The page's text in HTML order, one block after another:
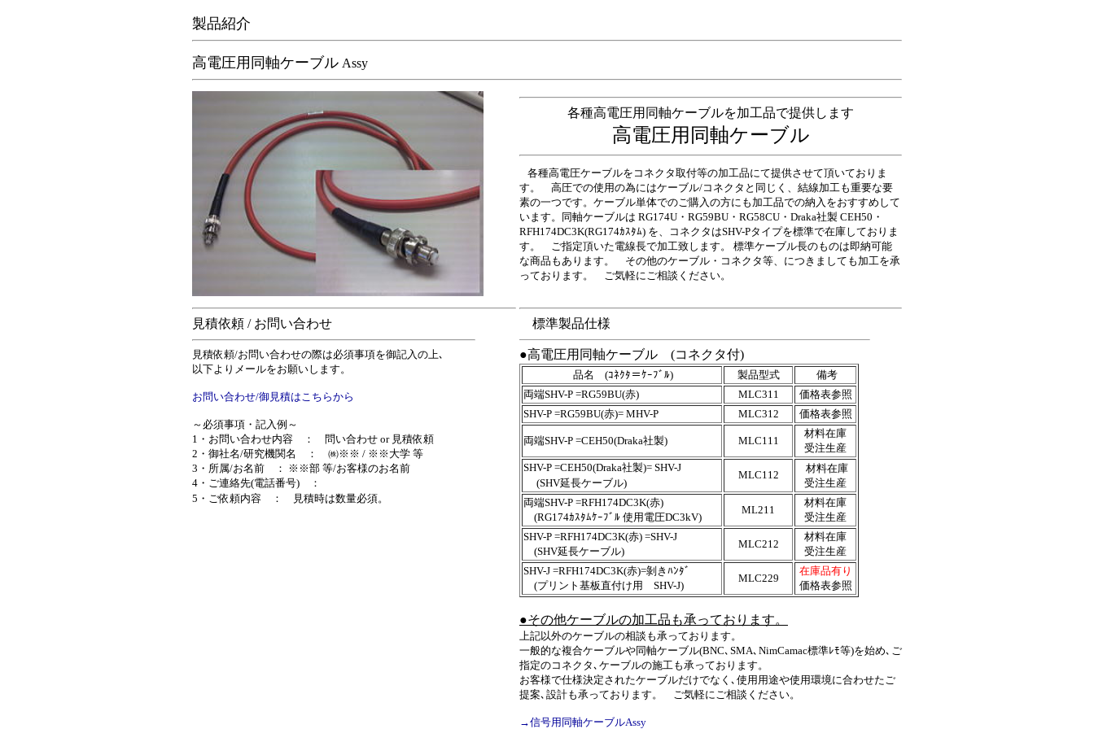
製品紹介
高電圧用同軸ケーブル Assy
各種高電圧用同軸ケーブルを加工品で提供します
高電圧用同軸ケーブル
各種高電圧ケーブルをコネクタ取付等の加工品にて提供させて頂いておりま
す。 高圧での使用の為にはケーブル/コネクタと同じく、結線加工も重要な要
素の一つです。ケーブル単体でのご購入の方にも加工品での納入をおすすめして
います。同軸ケーブルは RG174U・RG59BU・RG58CU・ Draka社製 CEH50 ・
RFH174DC3K(RG174ｶｽﾀﾑ) を、コネクタはSHV-Pタイプを標準で在庫しておりま
す。 ご指定頂いた電線長で加工致します。 標準ケーブル長のものは即納可能
な商品もあります。 その他のケーブル・コネクタ等、につきましても加工を承
っております。 ご気軽にご相談ください。
見積依頼 / お問い合わせ
見積依頼/お問い合わせの際は必須事項を御記入の上､
以下よりメールをお願いします。
お問い合わせ/御見積はこちらから
～必須事項・記入例～
1・お問い合わせ内容 ： 問い合わせ or 見積依頼
2・御社名/研究機関名 ： ㈱※※ / ※※大学 等
3・所属/お名前 ： ※※部 等/お客様のお名前
4・ご連絡先(電話番号) ：
5・ご依頼内容 ： 見積時は数量必須。
標準製品仕様
●高電圧用同軸ケーブル (コネクタ付)
品名 (ｺﾈｸﾀ＝ｹｰﾌﾞﾙ) 製品型式
備考
両端SHV-P =RG59BU(赤)
MLC311
価格表参照
SHV-P =RG59BU(赤)= MHV-P
MLC312 価格表参照
両端SHV-P =CEH50(Draka社製) MLC111
材料在庫
受注生産
SHV-P =CEH50(Draka社製)= SHV-J
(SHV延長ケーブル)
MLC112
材料在庫
受注生産
両端SHV-P =RFH174DC3K(赤)
(RG174ｶｽﾀﾑｹｰﾌﾞﾙ 使用電圧DC3kV)
ML211
材料在庫
受注生産
SHV-P =RFH174DC3K(赤) =SHV-J
(SHV延長ケーブル)
MLC212
材料在庫
受注生産
SHV-J =RFH174DC3K(赤)=剝きﾊﾝﾀﾞ
(プリント基板直付け用 SHV-J)
MLC229
在庫品有り
価格表参照
●その他ケーブルの加工品も承っております。
上記以外のケーブルの相談も承っております。
一般的な複合ケーブルや同軸ケーブル(BNC､SMA､NimCamac標準ﾚﾓ等)を始め､ご
指定のコネクタ､ケーブルの施工も承っております。
お客様で仕様決定されたケーブルだけでなく､使用用途や使用環境に合わせたご
提案､設計も承っております。 ご気軽にご相談ください。
→信号用同軸ケーブルAssy